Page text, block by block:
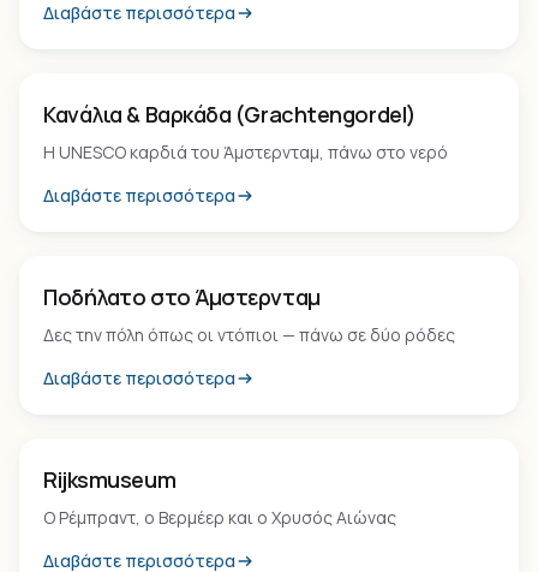
Διαβάστε περισσότερα
Τοπόσημο
Κανάλια & Βαρκάδα (Grachtengordel)
Η UNESCO καρδιά του Άμστερνταμ, πάνω στο νερό
Διαβάστε περισσότερα
Εμπειρία
Ποδήλατο στο Άμστερνταμ
Δες την πόλη όπως οι ντόπιοι — πάνω σε δύο ρόδες
Διαβάστε περισσότερα
Rijksmuseum
Ο Ρέμπραντ, ο Βερμέερ και ο Χρυσός Αιώνας
Διαβάστε περισσότερα